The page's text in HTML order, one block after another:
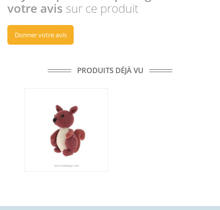
votre avis sur ce produit
Donner votre avis
PRODUITS DÉJÀ VU